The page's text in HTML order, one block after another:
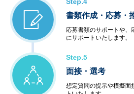
書類作成・応募・
応募書類のサポートや、
にサポートいたします。
Step.5
面接・選考
想定質問の提示や模擬面